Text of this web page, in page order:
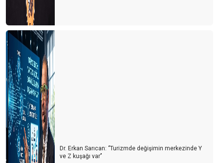
Dr. Erkan Sarıcan: ‘’Turizmde değişimin merkezinde Y
ve Z kuşağı var’’